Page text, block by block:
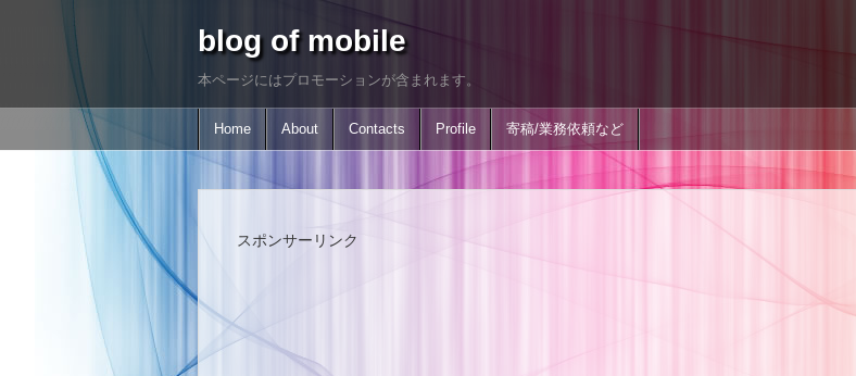
blog of mobile
本ページにはプロモーションが含まれます。
Home About Contacts Profile 寄稿/業務依頼など
スポンサーリンク